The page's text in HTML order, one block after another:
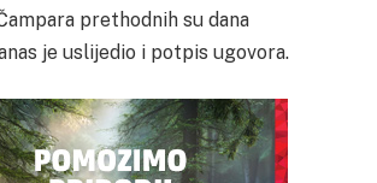
prethodnih su dana
je uslijedio i potpis ugovora.